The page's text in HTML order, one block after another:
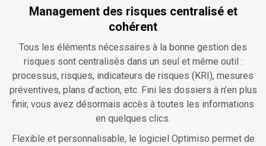
Management des risques centralisé et
cohérent
Tous les éléments nécessaires à la bonne gestion des
risques sont centralisés dans un seul et même outil :
processus, risques, indicateurs de risques (KRI), mesures
préventives, plans d’action, etc. Fini les dossiers à n’en plus
finir, vous avez désormais accès à toutes les informations
en quelques clics.
Flexible et personnalisable, le logiciel Optimiso permet de